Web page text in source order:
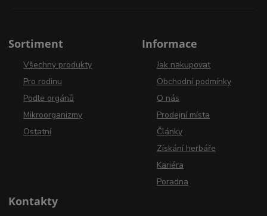
Sortiment
Všechny produkty
Pro rodinu
Podle orgánů
Mikroorganizmy
Ostatní
Informace
Jak nakupovat
Obchodní podmínky
O nás
Prodejní místa
Články
Získání herbáře
Kariéra
Poradna
Kontakty